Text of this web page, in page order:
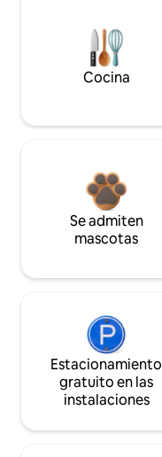
Cocina
Se admiten
mascotas
Estacionamiento
gratuito en las
instalaciones